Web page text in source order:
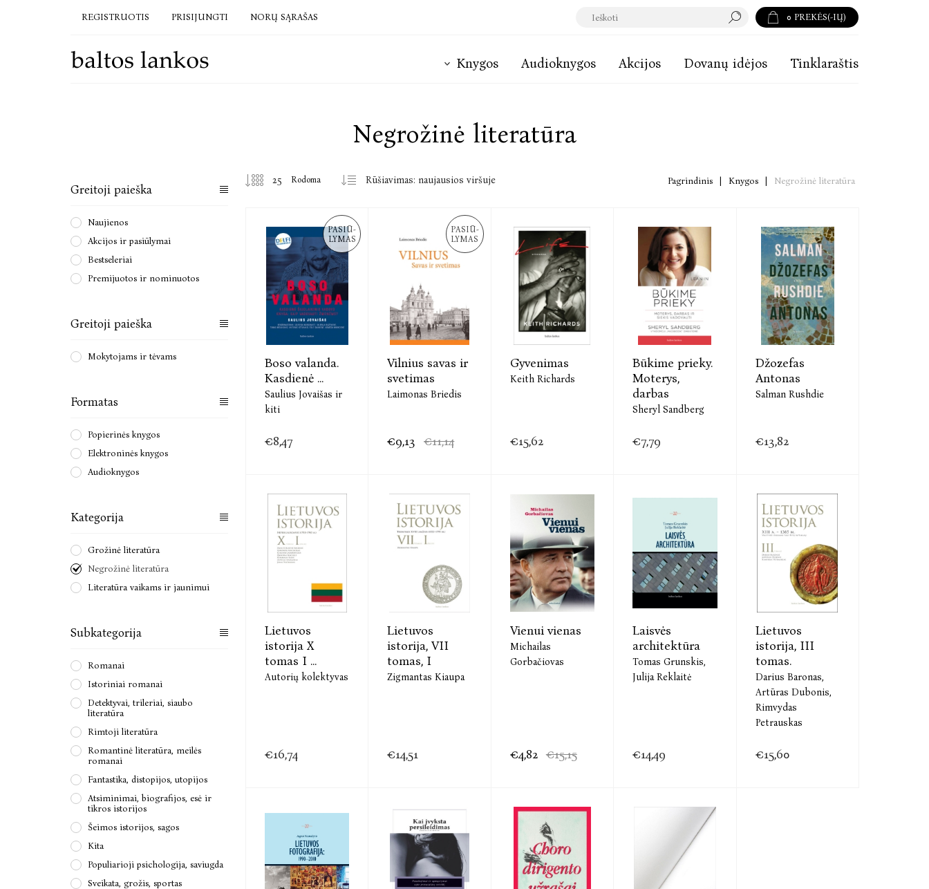
REGISTRUOTIS PRISIJUNGTI NORŲ SĄRAŠAS 0 PREKĖS(-IŲ)
Knygos Audioknygos Akcijos Dovanų idėjos Tinklaraštis
Negrožinė literatūra
Pagrindinis Knygos Negrožinė literatūra
Rodoma
PASIŪ-
LYMAS
Boso valanda.
Kasdienė ...
Saulius Jovaišas ir
kiti
€8,47
PASIŪ-
LYMAS
Vilnius savas ir
svetimas
Laimonas Briedis
€9,13 €11,14
Gyvenimas
Keith Richards
€15,62
Būkime prieky.
Moterys,
darbas
Sheryl Sandberg
€7,79
Džozefas
Antonas
Salman Rushdie
€13,82
Lietuvos
istorija X
tomas I ...
Autorių kolektyvas
€16,74
Lietuvos
istorija, VII
tomas, I
Zigmantas Kiaupa
€14,51
Vienui vienas
Michailas
Gorbačiovas
€4,82 €15,15
Laisvės
architektūra
Tomas Grunskis,
Julija Reklaitė
€14,49
Lietuvos
istorija, III
tomas.
Darius Baronas,
Artūras Dubonis,
Rimvydas
Petrauskas
€15,60
Greitoji paieška
Naujienos
Akcijos ir pasiūlymai
Bestseleriai
Premijuotos ir nominuotos
Greitoji paieška
Mokytojams ir tėvams
Formatas
Popierinės knygos
Elektroninės knygos
Audioknygos
Kategorija
Grožinė literatūra
Negrožinė literatūra
Literatūra vaikams ir jaunimui
Subkategorija
Romanai
Istoriniai romanai
Detektyvai, trileriai, siaubo
literatūra
Rimtoji literatūra
Romantinė literatūra, meilės
romanai
Fantastika, distopijos, utopijos
Atsiminimai, biografijos, esė ir
tikros istorijos
Šeimos istorijos, sagos
Kita
Populiarioji psichologija, saviugda
Sveikata, grožis, sportas